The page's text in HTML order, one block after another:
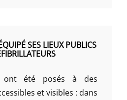
SES LIEUX PUBLICS
ont été posés à des
et visibles : dans